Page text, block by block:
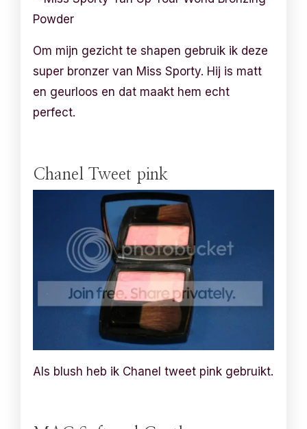
Om mijn gezicht te shapen gebruik ik deze
super bronzer van Miss Sporty. Hij is matt
en geurloos en dat maakt hem echt
perfect.
Chanel Tweet pink
Als blush heb ik Chanel tweet pink gebruikt.